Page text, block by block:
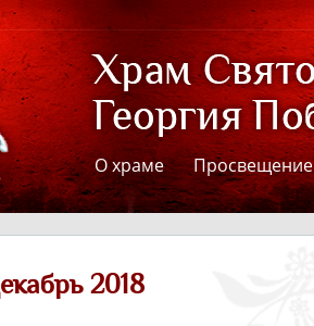
О храме Просвещение
2018